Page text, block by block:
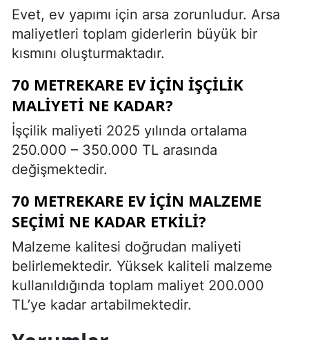
Evet, ev yapımı için arsa zorunludur. Arsa
maliyetleri toplam giderlerin büyük bir
kısmını oluşturmaktadır.
70 METREKARE EV İÇIN İŞÇILIK
MALIYETI NE KADAR?
İşçilik maliyeti 2025 yılında ortalama
250.000 – 350.000 TL arasında
değişmektedir.
70 METREKARE EV İÇIN MALZEME
SEÇIMI NE KADAR ETKILI?
Malzeme kalitesi doğrudan maliyeti
belirlemektedir. Yüksek kaliteli malzeme
kullanıldığında toplam maliyet 200.000
TL’ye kadar artabilmektedir.